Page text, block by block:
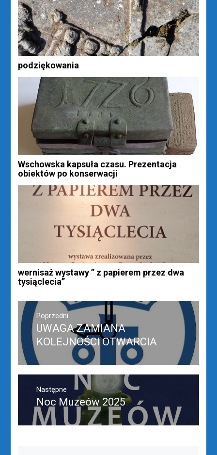
podziękowania
Wschowska kapsuła czasu. Prezentacja
obiektów po konserwacji
wernisaż wystawy ” z papierem przez dwa
tysiąclecia”
Nawigacja
wpisuPoprzedni
Poprzedni
wpis:
UWAGA ZAMIANA
KOLEJNOŚCI OTWARCIA
Następne
Następny
post:
Noc Muzeów 2025